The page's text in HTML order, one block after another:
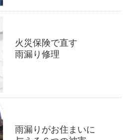
火災保険で直す
雨漏り修理
雨漏りがお住まいに